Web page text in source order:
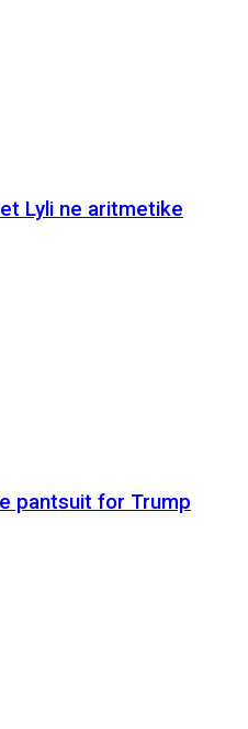
Lyli ne aritmetike
pantsuit for Trump